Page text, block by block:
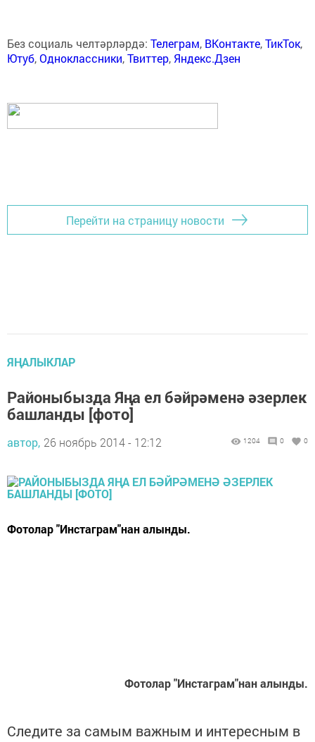
Без социаль челтәрләрдә: Телеграм, ВКонтакте,ТикТок,
Ютуб,Одноклассники,Твиттер, Яндекс.Дзен
Перейти на страницу новости
ЯҢАЛЫКЛАР
Районыбызда Яңа ел бәйрәменә әзерлек
башланды [фото]
автор, 26 ноябрь 2014 - 12:12 1204 0 0
Фотолар "Инстаграм"нан алынды.
Фотолар "Инстаграм"нан алынды.
Следите за самым важным и интересным в